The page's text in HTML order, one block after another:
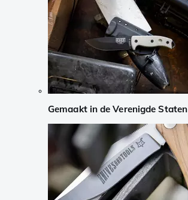
Gemaakt in de Verenigde Staten